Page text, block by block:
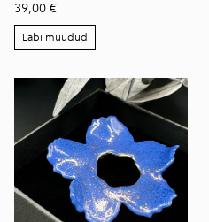
39,00 €
Läbi müüdud